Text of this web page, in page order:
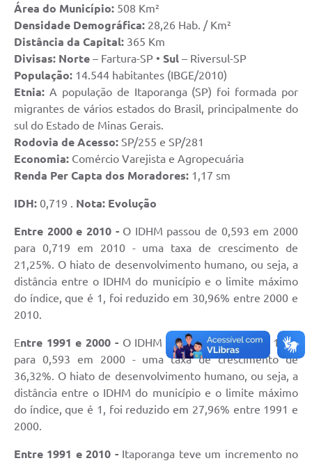
Balanços
Avisos e comunicados
Licitações anteriores
Contratos
Estatuto dos Servidores Municipais
PLANO MUNICIPAL DE ASSISTÊNCIA SOCIAL
A Nossa Cidade
Galeria de Vídeos
Contas Públicas
Legislação
Banco do Povo Paulista
Folha de Pagamento
Serviços ao Cidadão
Área do Município: 508 Km²
Densidade Demográfica: 28,26 Hab. / Km²
Distância da Capital: 365 Km
Divisas: Norte – Fartura-SP • Sul – Riversul-SP
População: 14.544 habitantes (IBGE/2010)
Etnia: A população de Itaporanga (SP) foi formada por
migrantes de vários estados do Brasil, principalmente do
sul do Estado de Minas Gerais.
Rodovia de Acesso: SP/255 e SP/281
Economia: Comércio Varejista e Agropecuária
Renda Per Capta dos Moradores: 1,17 sm
IDH: 0,719 . Nota: Evolução
Entre 2000 e 2010 - O IDHM passou de 0,593 em 2000
para 0,719 em 2010 - uma taxa de crescimento de
21,25%. O hiato de desenvolvimento humano, ou seja, a
distância entre o IDHM do município e o limite máximo
do índice, que é 1, foi reduzido em 30,96% entre 2000 e
2010.
Entre 1991 e 2000 - O IDHM passou de 0,435 em 1991
para 0,593 em 2000 - uma taxa de crescimento de
36,32%. O hiato de desenvolvimento humano, ou seja, a
distância entre o IDHM do município e o limite máximo
do índice, que é 1, foi reduzido em 27,96% entre 1991 e
2000.
Entre 1991 e 2010 - Itaporanga teve um incremento no